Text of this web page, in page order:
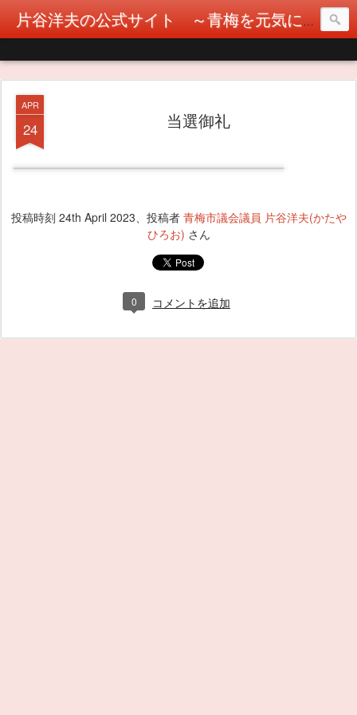
片谷洋夫の公式サイト ～青梅を元気に！カタヤぶりな挑戦！～
APR
24 当選御礼
投稿時刻 24th April 2023、投稿者 青梅市議会議員 片谷洋夫(かたや
ひろお) さん
0 コメントを追加